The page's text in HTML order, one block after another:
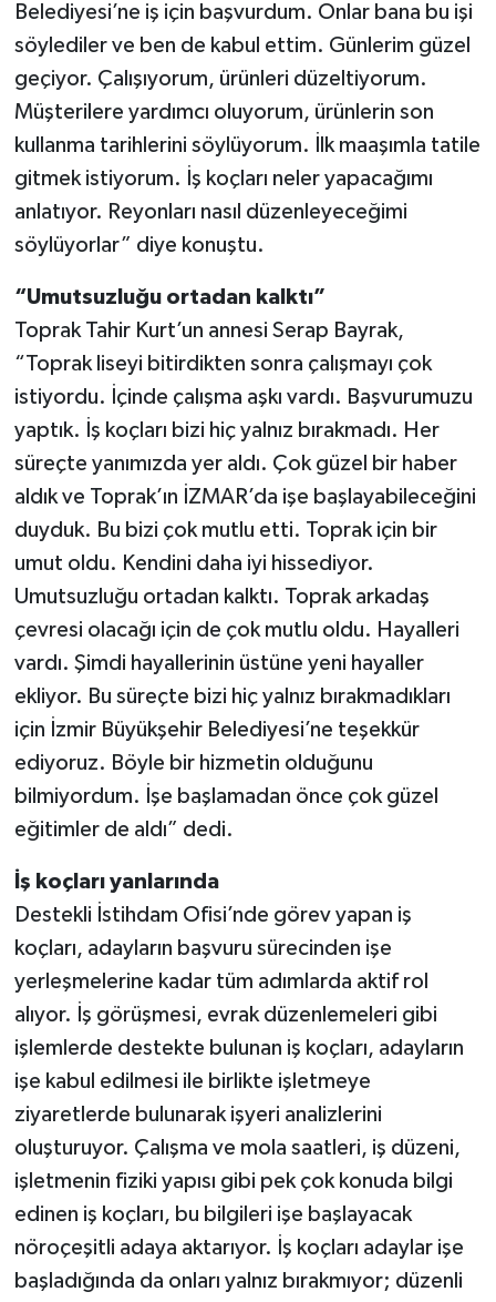
Belediyesi’ne iş için başvurdum. Onlar bana bu işi
söylediler ve ben de kabul ettim. Günlerim güzel
geçiyor. Çalışıyorum, ürünleri düzeltiyorum.
Müşterilere yardımcı oluyorum, ürünlerin son
kullanma tarihlerini söylüyorum. İlk maaşımla tatile
gitmek istiyorum. İş koçları neler yapacağımı
anlatıyor. Reyonları nasıl düzenleyeceğimi
söylüyorlar” diye konuştu.
“Umutsuzluğu ortadan kalktı”
Toprak Tahir Kurt’un annesi Serap Bayrak,
“Toprak liseyi bitirdikten sonra çalışmayı çok
istiyordu. İçinde çalışma aşkı vardı. Başvurumuzu
yaptık. İş koçları bizi hiç yalnız bırakmadı. Her
süreçte yanımızda yer aldı. Çok güzel bir haber
aldık ve Toprak’ın İZMAR’da işe başlayabileceğini
duyduk. Bu bizi çok mutlu etti. Toprak için bir
umut oldu. Kendini daha iyi hissediyor.
Umutsuzluğu ortadan kalktı. Toprak arkadaş
çevresi olacağı için de çok mutlu oldu. Hayalleri
vardı. Şimdi hayallerinin üstüne yeni hayaller
ekliyor. Bu süreçte bizi hiç yalnız bırakmadıkları
için İzmir Büyükşehir Belediyesi’ne teşekkür
ediyoruz. Böyle bir hizmetin olduğunu
bilmiyordum. İşe başlamadan önce çok güzel
eğitimler de aldı” dedi.
İş koçları yanlarında
Destekli İstihdam Ofisi’nde görev yapan iş
koçları, adayların başvuru sürecinden işe
yerleşmelerine kadar tüm adımlarda aktif rol
alıyor. İş görüşmesi, evrak düzenlemeleri gibi
işlemlerde destekte bulunan iş koçları, adayların
işe kabul edilmesi ile birlikte işletmeye
ziyaretlerde bulunarak işyeri analizlerini
oluşturuyor. Çalışma ve mola saatleri, iş düzeni,
işletmenin fiziki yapısı gibi pek çok konuda bilgi
edinen iş koçları, bu bilgileri işe başlayacak
nöroçeşitli adaya aktarıyor. İş koçları adaylar işe
başladığında da onları yalnız bırakmıyor; düzenli